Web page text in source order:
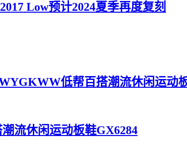
Low预计2024夏季再度复刻
低帮百搭潮流休闲运动
流休闲运动板鞋GX6284